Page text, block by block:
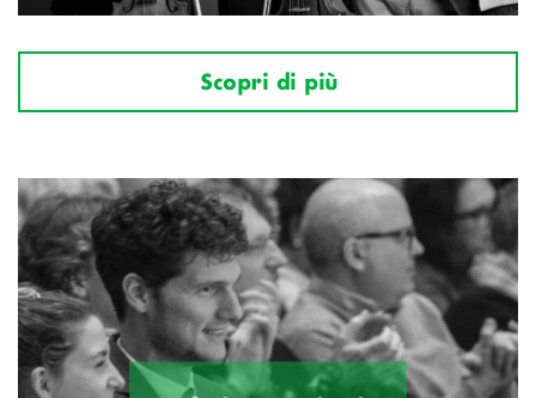
Scopri di più